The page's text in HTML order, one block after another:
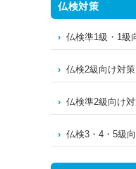
仏検対策
仏検準1級・1級
仏検2級向け対策
仏検準2級向け
仏検3・4・5級